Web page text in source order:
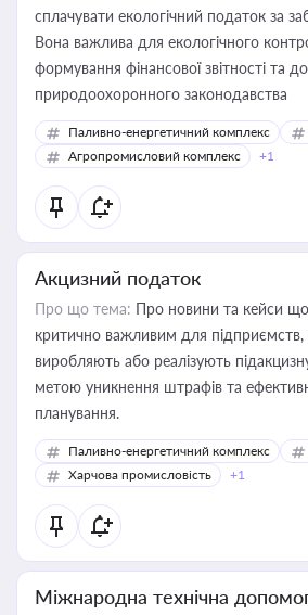
сплачувати екологічний податок за
Вона важлива для екологічного
формування фінансової звітності та
природоохоронного законодавства
Паливно-енергетичний комплекс
Агропромисловий комплекс
+1
Акцизний податок
Про що тема: Про новини та кейси
критично важливим для підприємств,
виробляють або реалізують
метою уникнення штрафів та
планування.
Паливно-енергетичний комплекс
Харчова промисловість
+1
Міжнародна технічна